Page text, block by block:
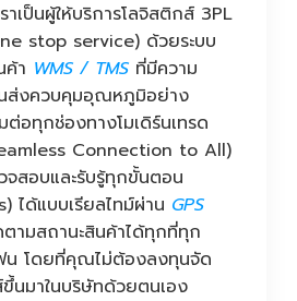
เป็นผู้ให้บริการโลจิสติกส์ 3PL
stop service) ด้วยระบบ
ค้า WMS / TMS ที่มีความ
ส่งควบคุมอุณหภูมิอย่าง
ต่อทุกช่องทางโมเดิร์นเทรด
Connection to All)
สอบและรับรู้ทุกขั้นตอน
ได้แบบเรียลไทม์ผ่าน GPS
ามสถานะสินค้าได้ทุกที่ทุก
ฟน โดยที่คุณไม่ต้องลงทุนจัด
นมาในบริษัทด้วยตนเอง